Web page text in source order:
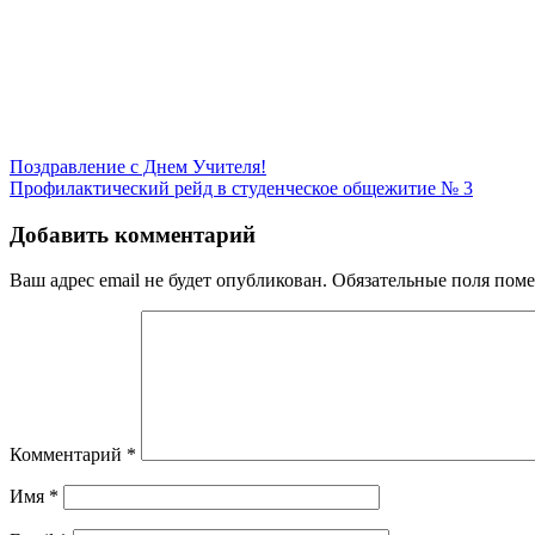
Навигация
по
записям
Поздравление с Днем Учителя!
Профилактический рейд в студенческое общежитие № 3
Добавить комментарий
Ваш адрес email не будет опубликован. Обязательные поля
Комментарий *
Имя *